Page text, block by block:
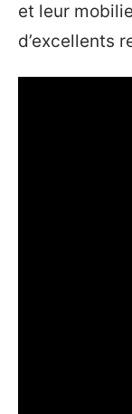
et leur
d’excellents